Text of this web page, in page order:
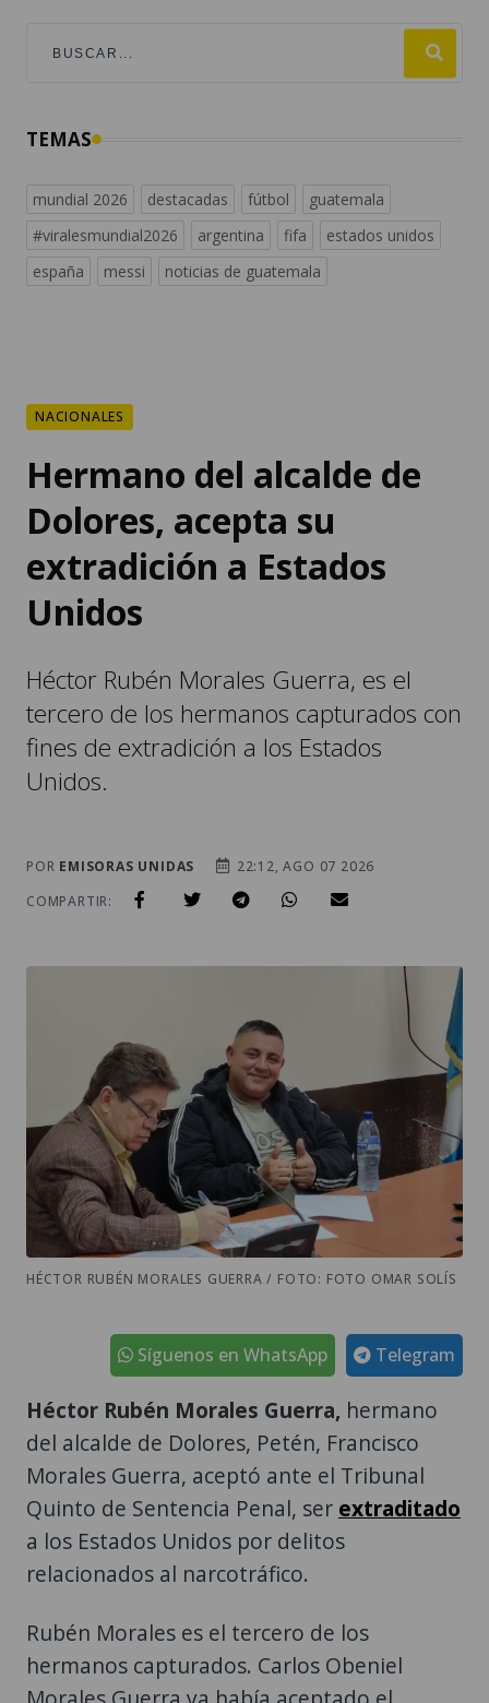
TEMAS
mundial 2026 destacadas fútbol
guatemala
#viralesmundial2026
argentina fifa
estados unidos
españa
messi noticias de guatemala
NACIONALES
Hermano del alcalde de
Dolores, acepta su
extradición a Estados
Unidos
Héctor Rubén Morales Guerra, es el
tercero de los hermanos capturados con
fines de extradición a los Estados
Unidos.
POR EMISORAS UNIDAS
22:12, AGO 07 2026
COMPARTIR:
HÉCTOR RUBÉN MORALES GUERRA / FOTO: FOTO OMAR SOLÍS
Telegram
Síguenos en WhatsApp
Héctor Rubén Morales Guerra, hermano
del alcalde de Dolores, Petén, Francisco
Morales Guerra, aceptó ante el Tribunal
Quinto de Sentencia Penal, ser extraditado
a los Estados Unidos por delitos
relacionados al narcotráfico.
Rubén Morales es el tercero de los
hermanos capturados. Carlos Obeniel